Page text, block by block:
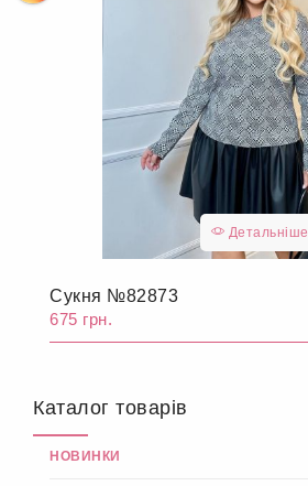
Детальніше
Сукня №82873
675 грн.
Каталог товарів
НОВИНКИ